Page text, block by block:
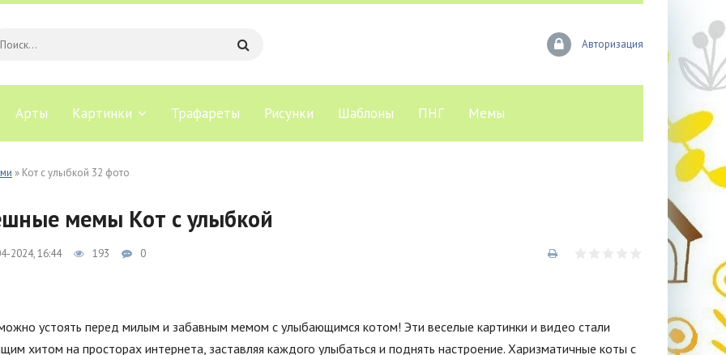
Авторизация
Арты Картинки Трафареты Рисунки Шаблоны ПНГ Мемы
» Кот с улыбкой 32 фото
мемы Кот с улыбкой
2024, 16:44 193 0
устоять перед милым и забавным мемом с улыбающимся котом! Эти веселые картинки и видео стали
хитом на просторах интернета, заставляя каждого улыбаться и поднять настроение. Харизматичные коты с